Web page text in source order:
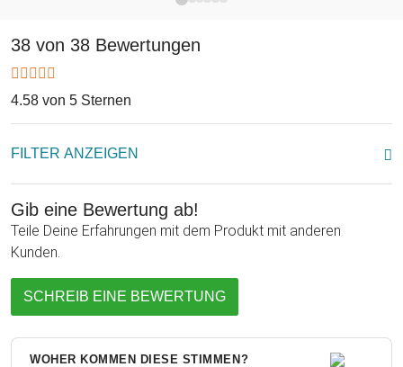
38 von 38 Bewertungen
4.58 von 5 Sternen
FILTER ANZEIGEN
Gib eine Bewertung ab!
Teile Deine Erfahrungen mit dem Produkt mit anderen
Kunden.
SCHREIB EINE BEWERTUNG
WOHER KOMMEN DIESE STIMMEN?